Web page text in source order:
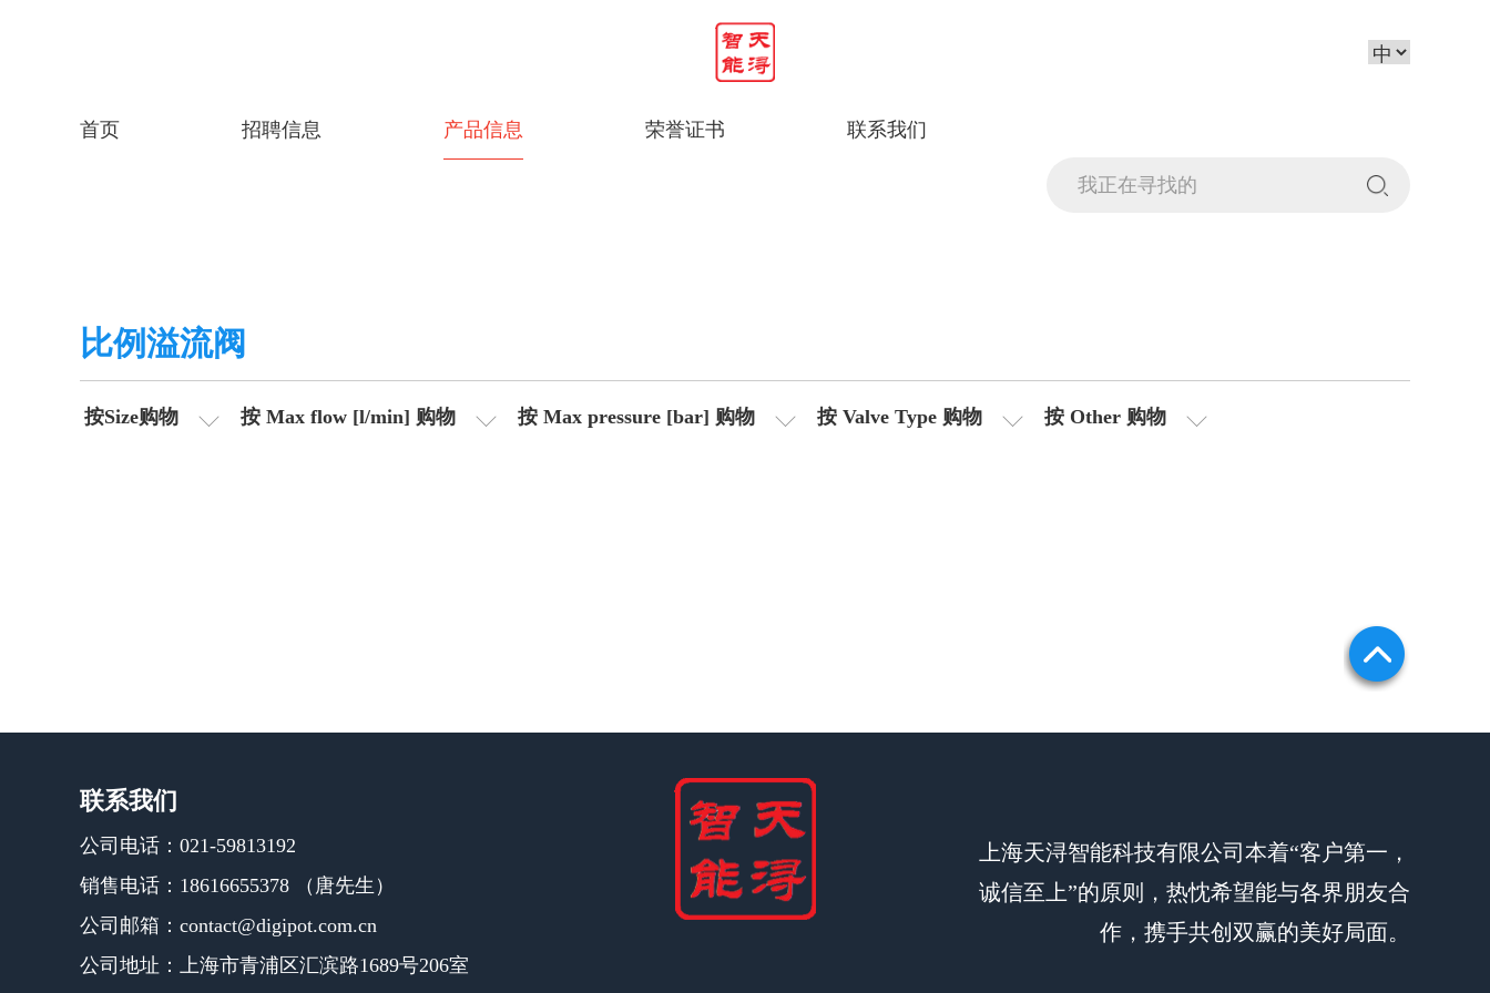
首页 招聘信息 产品信息 荣誉证书 联系我们
比例溢流阀
按Size购物 按 Max flow [l/min] 购物 按 Max pressure [bar] 购物 按 Valve Type 购物 按 Other 购物
联系我们
公司电话：021-59813192
销售电话：18616655378 （唐先生）
公司邮箱：contact@digipot.com.cn
公司地址：上海市青浦区汇滨路1689号206室
上海天浔智能科技有限公司本着“客户第一，
诚信至上”的原则，热忱希望能与各界朋友合
作，携手共创双赢的美好局面。